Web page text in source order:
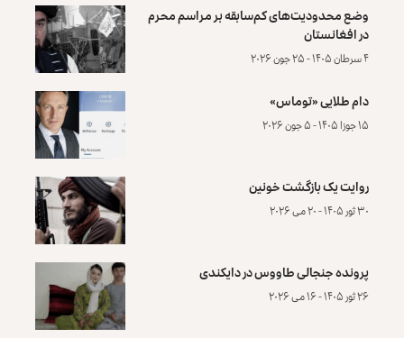
وضع محدودیت‌های کم‌سابقه بر مراسم محرم
در افغانستان
۴ سرطان ۱۴۰۵ - ۲۵ جون ۲۰۲۶
دام طلایی «توماس»
۱۵ جوزا ۱۴۰۵ - ۵ جون ۲۰۲۶
روایت یک بازگشت خونین
۳۰ ثور ۱۴۰۵ - ۲۰ می ۲۰۲۶
پرونده‌ جنجالی طاووس در دایکندی
۲۶ ثور ۱۴۰۵ - ۱۶ می ۲۰۲۶